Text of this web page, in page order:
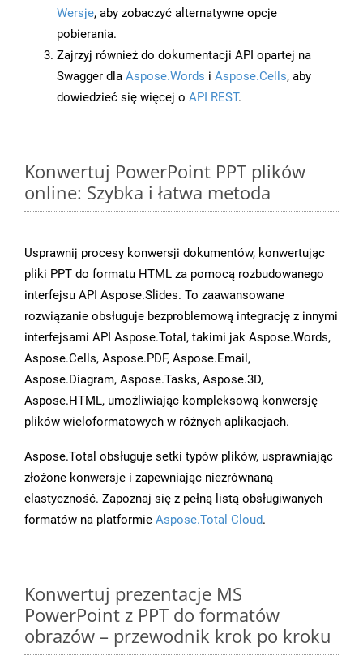
Wersje, aby zobaczyć alternatywne opcje
pobierania.
Zajrzyj również do dokumentacji API opartej na
Swagger dla Aspose.Words i Aspose.Cells, aby
dowiedzieć się więcej o API REST.
Konwertuj PowerPoint PPT plików
online: Szybka i łatwa metoda
Usprawnij procesy konwersji dokumentów, konwertując
pliki PPT do formatu HTML za pomocą rozbudowanego
interfejsu API Aspose.Slides. To zaawansowane
rozwiązanie obsługuje bezproblemową integrację z innymi
interfejsami API Aspose.Total, takimi jak Aspose.Words,
Aspose.Cells, Aspose.PDF, Aspose.Email,
Aspose.Diagram, Aspose.Tasks, Aspose.3D,
Aspose.HTML, umożliwiając kompleksową konwersję
plików wieloformatowych w różnych aplikacjach.
Aspose.Total obsługuje setki typów plików, usprawniając
złożone konwersje i zapewniając niezrównaną
elastyczność. Zapoznaj się z pełną listą obsługiwanych
formatów na platformie Aspose.Total Cloud.
Konwertuj prezentacje MS
PowerPoint z PPT do formatów
obrazów – przewodnik krok po kroku